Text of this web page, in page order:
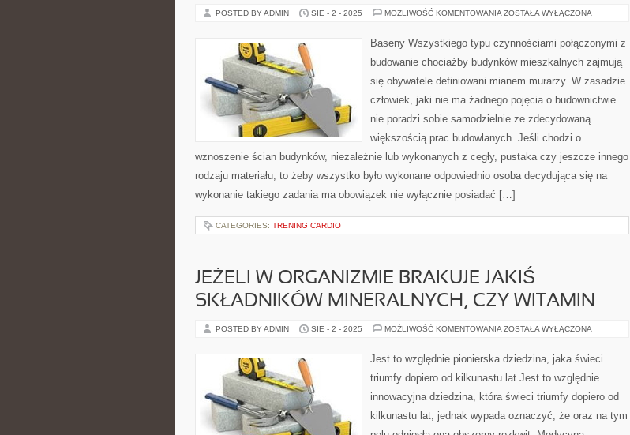
POSTED BY ADMIN SIE - 2 - 2025 MOŻLIWOŚĆ KOMENTOWANIA BASENY
ZOSTAŁA WYŁĄCZONA
Baseny Wszystkiego typu czynnościami połączonymi z
budowanie chociażby budynków mieszkalnych zajmują
się obywatele definiowani mianem murarzy. W zasadzie
człowiek, jaki nie ma żadnego pojęcia o budownictwie
nie poradzi sobie samodzielnie ze zdecydowaną
większością prac budowlanych. Jeśli chodzi o
wznoszenie ścian budynków, niezależnie lub wykonanych z cegły, pustaka czy jeszcze innego
rodzaju materiału, to żeby wszystko było wykonane odpowiednio osoba decydująca się na
wykonanie takiego zadania ma obowiązek nie wyłącznie posiadać […]
CATEGORIES: TRENING CARDIO
JEŻELI W ORGANIZMIE BRAKUJE JAKIŚ
SKŁADNIKÓW MINERALNYCH, CZY WITAMIN
POSTED BY ADMIN SIE - 2 - 2025 MOŻLIWOŚĆ KOMENTOWANIA JEŻELI
BRAKUJE
JAKIŚ
MINERALNYCH,
WITAMIN
ZOSTAŁA WYŁĄCZONA
Jest to względnie pionierska dziedzina, jaka świeci
triumfy dopiero od kilkunastu lat Jest to względnie
innowacyjna dziedzina, która świeci triumfy dopiero od
kilkunastu lat, jednak wypada oznaczyć, że oraz na tym